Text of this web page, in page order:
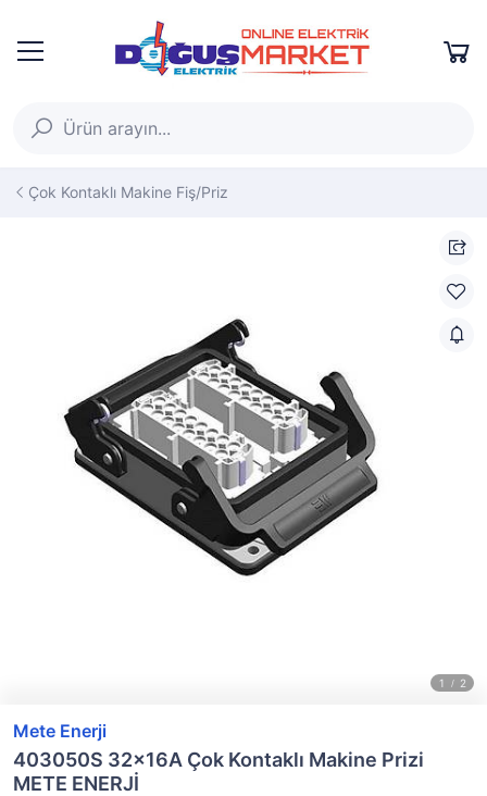
Çok Kontaklı Makine Fiş/Priz
Mete Enerji
403050S 32x16A Çok Kontaklı Makine Prizi
METE ENERJİ